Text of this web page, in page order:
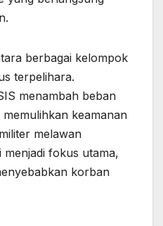
berbagai kelompok
terpelihara.
menambah beban
keamanan
melawan
fokus utama,
korban